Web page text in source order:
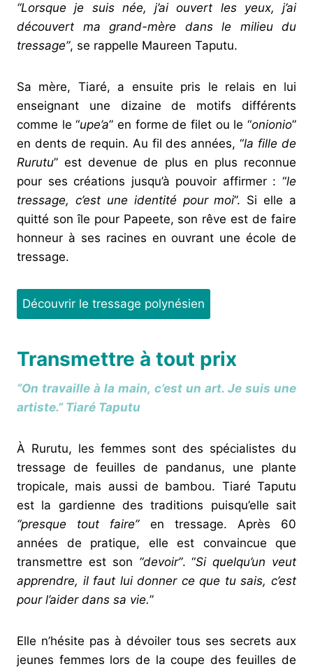
“Lorsque je suis née, j’ai ouvert les yeux, j’ai
découvert ma grand-mère dans le milieu du
tressage”, se rappelle Maureen Taputu.
Sa mère, Tiaré, a ensuite pris le relais en lui
enseignant une dizaine de motifs différents
comme le “upe’a” en forme de filet ou le “onionio”
en dents de requin. Au fil des années, “la fille de
Rurutu” est devenue de plus en plus reconnue
pour ses créations jusqu’à pouvoir affirmer : “le
tressage, c’est une identité pour moi”. Si elle a
quitté son île pour Papeete, son rêve est de faire
honneur à ses racines en ouvrant une école de
tressage.
Découvrir le tressage polynésien
Transmettre à tout prix
“On travaille à la main, c’est un art. Je suis une
artiste.” Tiaré Taputu
À Rurutu, les femmes sont des spécialistes du
tressage de feuilles de pandanus, une plante
tropicale, mais aussi de bambou. Tiaré Taputu
est la gardienne des traditions puisqu’elle sait
“presque tout faire” en tressage. Après 60
années de pratique, elle est convaincue que
transmettre est son “devoir”. “Si quelqu’un veut
apprendre, il faut lui donner ce que tu sais, c’est
pour l’aider dans sa vie.”
Elle n’hésite pas à dévoiler tous ses secrets aux
jeunes femmes lors de la coupe des feuilles de